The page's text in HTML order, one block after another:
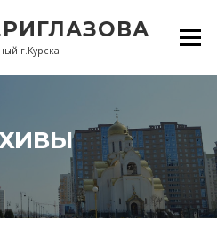
г.Курска
Меню